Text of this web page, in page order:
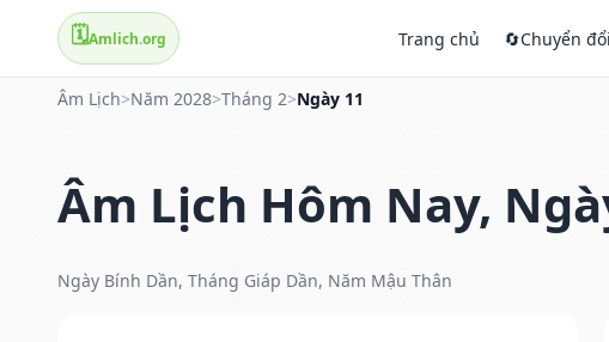
🗓️Amlich.org Trang chủ 🔄Chuyển
Âm Lịch>Năm 2028>Tháng 2>Ngày 11
Âm Lịch Hôm Nay,
Ngày Bính Dần, Tháng Giáp Dần, Năm Mậu Thân